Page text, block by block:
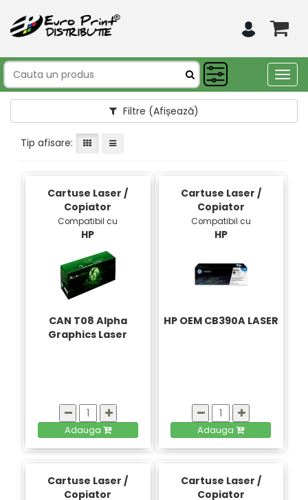
Filtre (Afișează)
Tip afisare:
Cartuse Laser /
Copiator
Compatibil cu
HP
CAN T08 Alpha
Graphics Laser
Adauga
Cartuse Laser /
Copiator
Compatibil cu
HP
HP OEM CB390A LASER
Adauga
Cartuse Laser /
Copiator
Cartuse Laser /
Copiator